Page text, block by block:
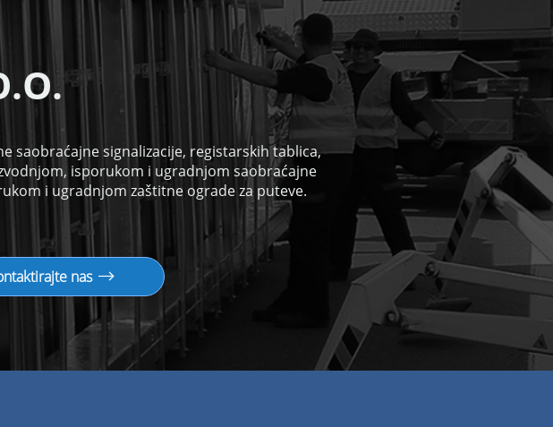
saobraćajne signalizacije, registarskih tablica,
isporukom i ugradnjom saobraćajne
i ugradnjom zaštitne ograde za puteve.
nas